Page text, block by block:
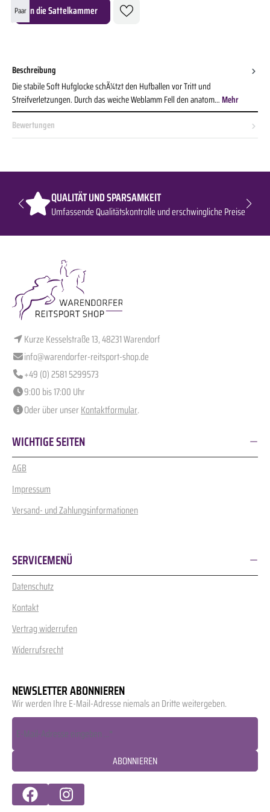
Produkt Anzahl: Gib den gewünschten Wert ein oder benutze die Schaltflächen um die
Paar In die Sattelkammer
Beschreibung
Die stabile Soft Hufglocke schÃ¼tzt den Hufballen vor Tritt und
Streifverletzungen. Durch das weiche Weblamm Fell den anatom…Mehr
Bewertungen
QUALITÄT UND SPARSAMKEIT
Umfassende Qualitätskontrolle und erschwingliche Preise
Kurze Kesselstraße 13, 48231 Warendorf
info@warendorfer-reitsport-shop.de
+49 (0) 2581 5299573
9:00 bis 17:00 Uhr
Oder über unserKontaktformular.
WICHTIGE SEITEN
AGB
Impressum
Versand- und Zahlungsinformationen
SERVICEMENÜ
Datenschutz
Kontakt
Vertrag widerrufen
Widerrufsrecht
NEWSLETTER ABONNIEREN
Wir werden Ihre E-Mail-Adresse niemals an Dritte weitergeben.
ABONNIEREN